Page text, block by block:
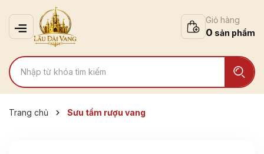
Giỏ hàng
0
Trang chủ Sưu tầm rượu vang